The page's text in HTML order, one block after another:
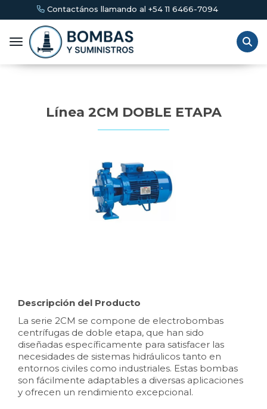
llamando al +54 11 6466-7094
Toggle navigation
Línea 2CM DOBLE ETAPA
Descripción del Producto
La serie 2CM se compone de electrobombas
centrífugas de doble etapa, que han sido
diseñadas específicamente para satisfacer las
necesidades de sistemas hidráulicos tanto en
entornos civiles como industriales. Estas bombas
son fácilmente adaptables a diversas aplicaciones
y ofrecen un rendimiento excepcional.